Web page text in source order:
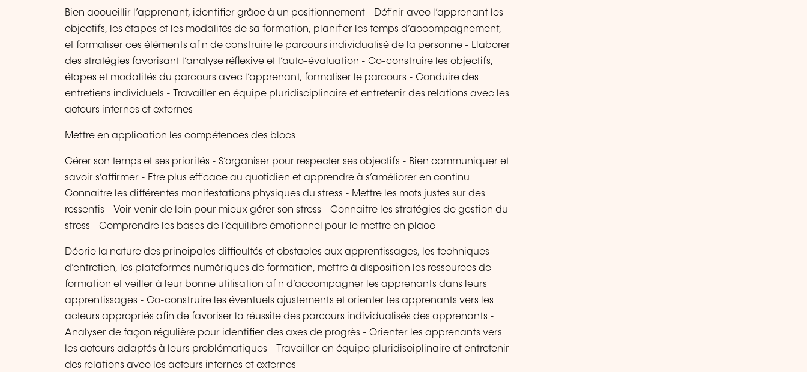
Bien accueillir l’apprenant, identifier grâce à un positionnement - Définir avec l’apprenant les
objectifs, les étapes et les modalités de sa formation, planifier les temps d’accompagnement,
et formaliser ces éléments afin de construire le parcours individualisé de la personne - Elaborer
des stratégies favorisant l’analyse réflexive et l’auto-évaluation - Co-construire les objectifs,
étapes et modalités du parcours avec l’apprenant, formaliser le parcours - Conduire des
entretiens individuels - Travailler en équipe pluridisciplinaire et entretenir des relations avec les
acteurs internes et externes
Mettre en application les compétences des blocs
Gérer son temps et ses priorités - S’organiser pour respecter ses objectifs - Bien communiquer et
savoir s’affirmer - Etre plus efficace au quotidien et apprendre à s’améliorer en continu
Connaitre les différentes manifestations physiques du stress - Mettre les mots justes sur des
ressentis - Voir venir de loin pour mieux gérer son stress - Connaitre les stratégies de gestion du
stress - Comprendre les bases de l’équilibre émotionnel pour le mettre en place
Décrie la nature des principales difficultés et obstacles aux apprentissages, les techniques
d’entretien, les plateformes numériques de formation, mettre à disposition les ressources de
formation et veiller à leur bonne utilisation afin d’accompagner les apprenants dans leurs
apprentissages - Co-construire les éventuels ajustements et orienter les apprenants vers les
acteurs appropriés afin de favoriser la réussite des parcours individualisés des apprenants -
Analyser de façon régulière pour identifier des axes de progrès - Orienter les apprenants vers
les acteurs adaptés à leurs problématiques - Travailler en équipe pluridisciplinaire et entretenir
des relations avec les acteurs internes et externes